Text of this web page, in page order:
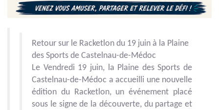
Retour sur le Racketlon du 19 juin à la Plaine
des Sports de Castelnau-de-Médoc
Le Vendredi 19 juin, la Plaine des Sports de
Castelnau-de-Médoc a accueilli une nouvelle
édition du Racketlon, un événement placé
sous le signe de la découverte, du partage et